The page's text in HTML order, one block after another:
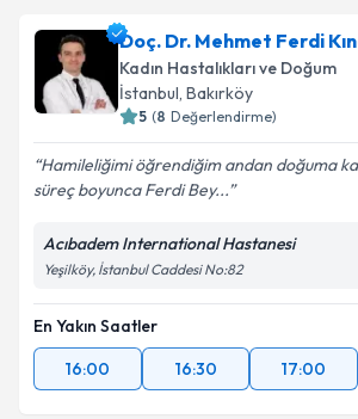
Doç. Dr. Mehmet Ferdi
Kadın Hastalıkları ve Doğum
İstanbul, Bakırköy
5 (8 Değerlendirme)
Hamileliğimi öğrendiğim andan doğuma
süreç boyunca Ferdi Bey...
Acıbadem International Hastanesi
Yeşilköy, İstanbul Caddesi No:82
En Yakın Saatler
16:00
16:30 17:00